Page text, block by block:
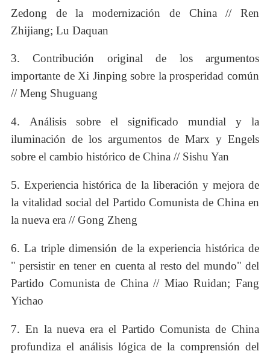
Zedong de la modernización de China // Ren
Zhijiang; Lu Daquan
3. Contribución original de los argumentos
importante de Xi Jinping sobre la prosperidad común
// Meng Shuguang
4. Análisis sobre el significado mundial y la
iluminación de los argumentos de Marx y Engels
sobre el cambio histórico de China // Sishu Yan
5. Experiencia histórica de la liberación y mejora de
la vitalidad social del Partido Comunista de China en
la nueva era // Gong Zheng
6. La triple dimensión de la experiencia histórica de
" persistir en tener en cuenta al resto del mundo" del
Partido Comunista de China // Miao Ruidan; Fang
Yichao
7. En la nueva era el Partido Comunista de China
profundiza el análisis lógica de la comprensión del